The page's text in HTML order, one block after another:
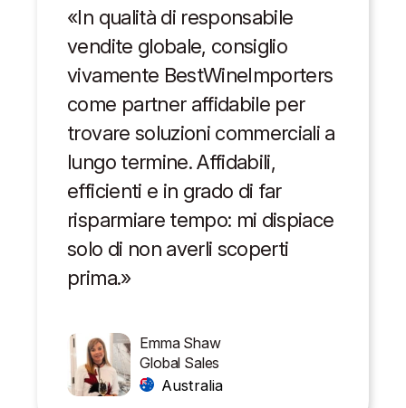
«In qualità di responsabile
vendite globale, consiglio
vivamente BestWineImporters
come partner affidabile per
trovare soluzioni commerciali a
lungo termine. Affidabili,
efficienti e in grado di far
risparmiare tempo: mi dispiace
solo di non averli scoperti
prima.»
Emma Shaw
Global Sales
Australia